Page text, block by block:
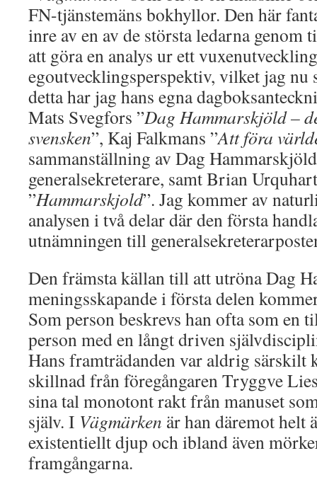
FN-tjänstemäns bokhyllor. Den här
inre av en av de största ledarna
att göra en analys ur ett
egoutvecklingsperspektiv, vilket jag
detta har jag hans egna
Mats Svegfors ”Dag Hammarskjöld –
svensken”, Kaj Falkmans ”Att föra
sammanställning av Dag
generalsekreterare, samt Brian
”Hammarskjold”. Jag kommer av
analysen i två delar där den första
utnämningen till
Den främsta källan till att utröna Dag
meningsskapande i första delen
Som person beskrevs han ofta som en
person med en långt driven
Hans framträdanden var aldrig särskilt
skillnad från föregångaren Tryggve
sina tal monotont rakt från manuset
själv. I Vägmärken är han däremot helt
existentiellt djup och ibland även
framgångarna.